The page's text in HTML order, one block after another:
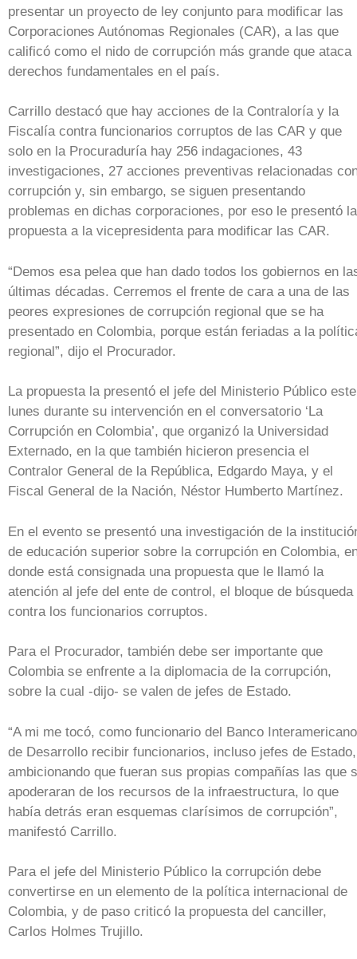
presentar un proyecto de ley conjunto para modificar las
Corporaciones Autónomas Regionales (CAR), a las que
calificó como el nido de corrupción más grande que ataca
derechos fundamentales en el país.
Carrillo destacó que hay acciones de la Contraloría y la
Fiscalía contra funcionarios corruptos de las CAR y que
solo en la Procuraduría hay 256 indagaciones, 43
investigaciones, 27 acciones preventivas relacionadas
corrupción y, sin embargo, se siguen presentando
problemas en dichas corporaciones, por eso le presentó la
propuesta a la vicepresidenta para modificar las CAR.
“Demos esa pelea que han dado todos los gobiernos en
últimas décadas. Cerremos el frente de cara a una de las
peores expresiones de corrupción regional que se ha
presentado en Colombia, porque están feriadas a la
regional”, dijo el Procurador.
La propuesta la presentó el jefe del Ministerio Público este
lunes durante su intervención en el conversatorio ‘La
Corrupción en Colombia’, que organizó la Universidad
Externado, en la que también hicieron presencia el
Contralor General de la República, Edgardo Maya, y el
Fiscal General de la Nación, Néstor Humberto Martínez.
En el evento se presentó una investigación de la
de educación superior sobre la corrupción en Colombia,
donde está consignada una propuesta que le llamó la
atención al jefe del ente de control, el bloque de búsqueda
contra los funcionarios corruptos.
Para el Procurador, también debe ser importante que
Colombia se enfrente a la diplomacia de la corrupción,
sobre la cual -dijo- se valen de jefes de Estado.
“A mi me tocó, como funcionario del Banco Interamericano
de Desarrollo recibir funcionarios, incluso jefes de Estado,
ambicionando que fueran sus propias compañías las que
apoderaran de los recursos de la infraestructura, lo que
había detrás eran esquemas clarísimos de corrupción”,
manifestó Carrillo.
Para el jefe del Ministerio Público la corrupción debe
convertirse en un elemento de la política internacional de
Colombia, y de paso criticó la propuesta del canciller,
Carlos Holmes Trujillo.